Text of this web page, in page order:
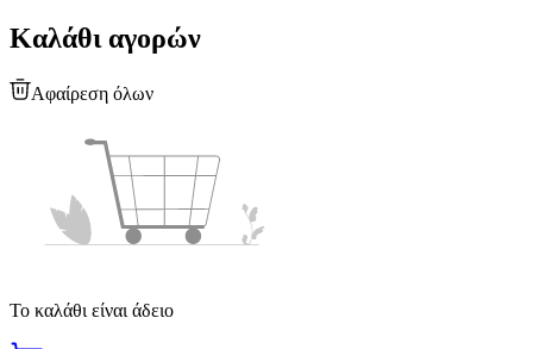
Καλάθι αγορών
Αφαίρεση όλων
Το καλάθι είναι άδειο